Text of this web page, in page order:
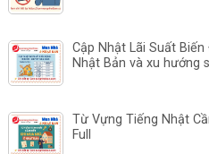
Cập Nhật Lãi Suất
Nhật Bản và xu hướng
Từ Vựng Tiếng Nhật
Full